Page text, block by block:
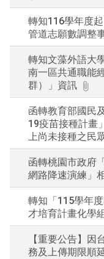
轉知116學年度
管道志願數調整
轉知文藻外語大
南一區共通職能
群）」資訊
函轉教育部國民
19疫苗接種計畫
上尚未接種之民
函轉桃園市政府
網路降速演練」
轉知「115學年
才培育計畫化學
【重要公告】因
務及上傳期限順